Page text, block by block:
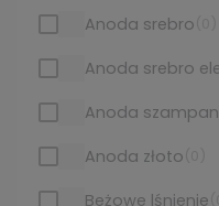
Anoda srebro
Anoda szampan
Anoda złoto
Beżowe lśnienie